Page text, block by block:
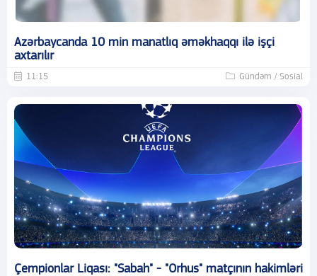
Azərbaycanda 10 min manatlıq əməkhaqqı ilə işçi
axtarılır
11:15 Gündəm / Sosial
Çempionlar Liqası: "Sabah" - "Orhus" matçının hakimləri